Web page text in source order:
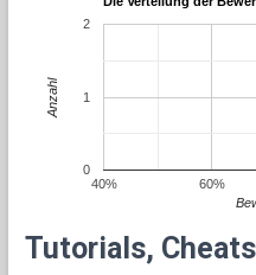
40% 60%
0
1
2
Anzahl
Tutorials, Cheats